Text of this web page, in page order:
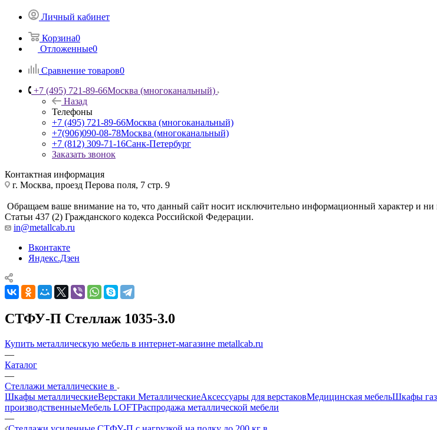
Личный кабинет
Корзина0
Отложенные0
Сравнение товаров0
+7 (495) 721-89-66Москва (многоканальный)
Назад
Телефоны
+7 (495) 721-89-66Москва (многоканальный)
+7(906)090-08-78Москва (многоканальный)
+7 (812) 309-71-16Санк-Петербург
Заказать звонок
Контактная информация
г. Москва, проезд Перова поля, 7 стр. 9
Обращаем ваше внимание на то, что данный сайт носит исключительно информационный характер и
Статьи 437 (2) Гражданского кодекса Российской Федерации.
in@metallcab.ru
Вконтакте
Яндекс.Дзен
СТФУ-П Стеллаж 1035-3.0
Купить металлическую мебель в интернет-магазине metallcab.ru
—
Каталог
—
Стеллажи металлические в
Шкафы металлическиеВерстаки МеталлическиеАксессуары для верстаковМедицинская мебельШкафы
производственныеМебель LOFTРаспродажа металлической мебели
—